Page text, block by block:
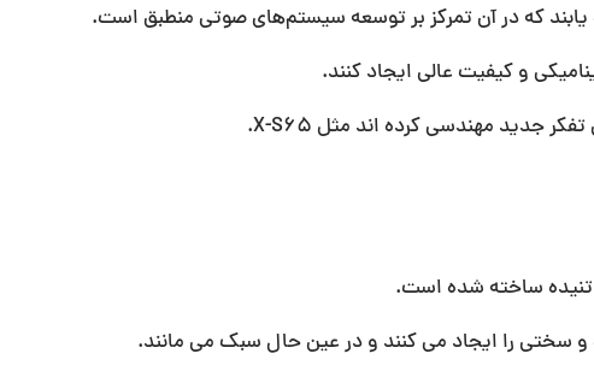
که در آن تمرکز بر توسعه سیستم‌های صوتی منطبق است.
و کیفیت عالی ایجاد کنند.
سختی را ایجاد می کنند و در عین حال سبک می مانند.